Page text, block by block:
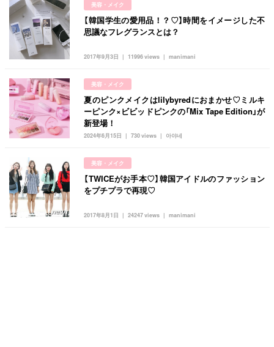
美容・メイク
2017年9月3日 manimani
11996 views
【韓国学生の愛用品！？♡】時間をイメージした不
思議なフレグランスとは？
美容・メイク
2024年6月15日 아야네
730 views
夏のピンクメイクはlilybyredにおまかせ♡ミルキ
ーピンク×ビビッドピンクの「Mix Tape Edition」が
新登場！
美容・メイク
2017年8月1日 manimani
24247 views
【TWICEがお手本♡】韓国アイドルのファッション
をプチプラで再現♡